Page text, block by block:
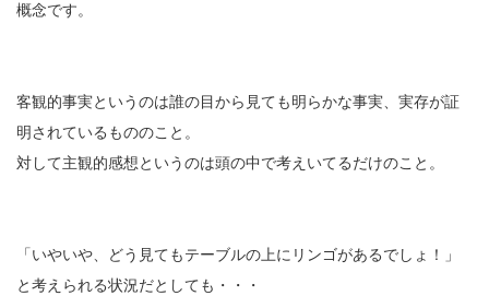
概念です。
客観的事実というのは誰の目から見ても明らかな事実、実存が証
明されているもののこと。
対して主観的感想というのは頭の中で考えいてるだけのこと。
「いやいや、どう見てもテーブルの上にリンゴがあるでしょ！」
と考えられる状況だとしても・・・